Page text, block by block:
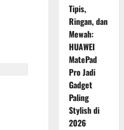
Tipis,
Ringan, dan
Mewah:
HUAWEI
MatePad
Pro Jadi
Gadget
Paling
Stylish di
2026